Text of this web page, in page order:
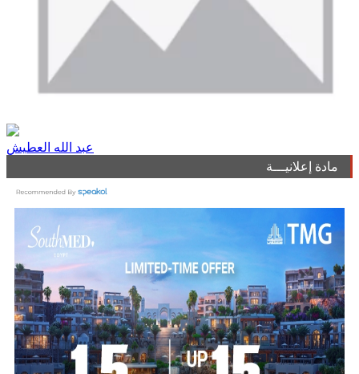
عبد الله العطيش
مادة إعلانيـــة